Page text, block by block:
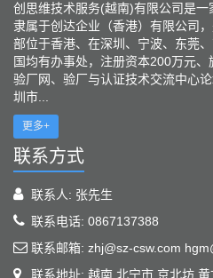
创思维技术服务(越南)有限公司是一
隶属于创达企业（香港）有限公司
部位于香港、在深圳、宁波、东莞
国均有办事处，注册资本200万元
验厂网、验厂与认证技术交流中心
圳市...
更多+
联系方式
联系人: 张先生
联系电话: 0867137388
联系邮箱: zhj@sz-csw.com
联系地址: 越南,北宁市,京北坊,